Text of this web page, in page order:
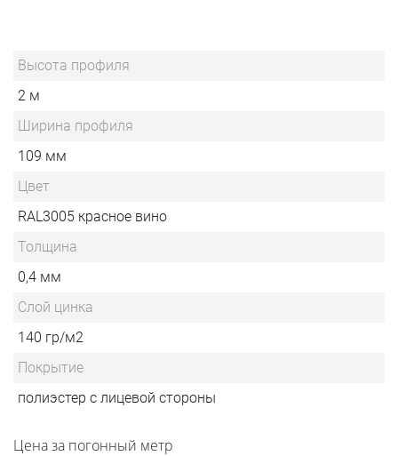
Высота профиля
2 м
Ширина профиля
109 мм
Цвет
RAL3005 красное вино
Толщина
0,4 мм
Слой цинка
140 гр/м2
Покрытие
полиэстер с лицевой стороны
Цена за погонный метр